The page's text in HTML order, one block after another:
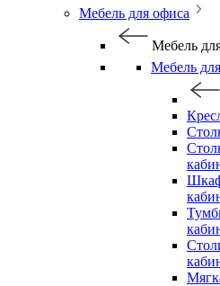
Мебель для офиса
Мебель
Мебель